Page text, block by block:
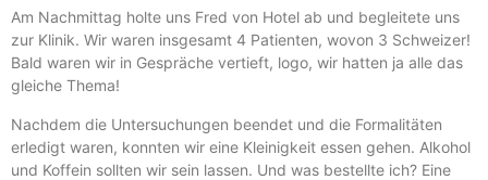
Am Nachmittag holte uns Fred von Hotel ab und begleitete uns
zur Klinik. Wir waren insgesamt 4 Patienten, wovon 3 Schweizer!
Bald waren wir in Gespräche vertieft, logo, wir hatten ja alle das
gleiche Thema!
Nachdem die Untersuchungen beendet und die Formalitäten
erledigt waren, konnten wir eine Kleinigkeit essen gehen. Alkohol
und Koffein sollten wir sein lassen. Und was bestellte ich? Eine